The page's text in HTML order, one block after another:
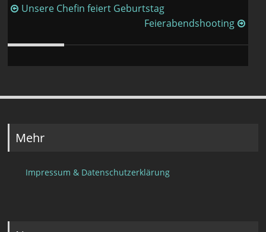
Beitragsnavigation
Unsere Chefin feiert Geburtstag
Feierabendshooting
Mehr
Impressum & Datenschutzerklärung